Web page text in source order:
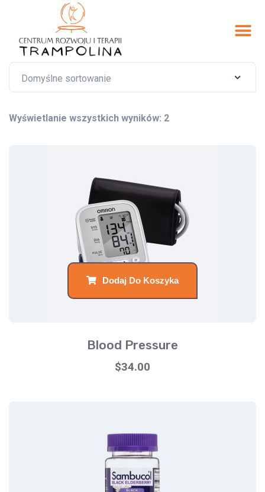
Wyświetlanie wszystkich wyników: 2
Dodaj Do Koszyka
Blood Pressure
$34.00